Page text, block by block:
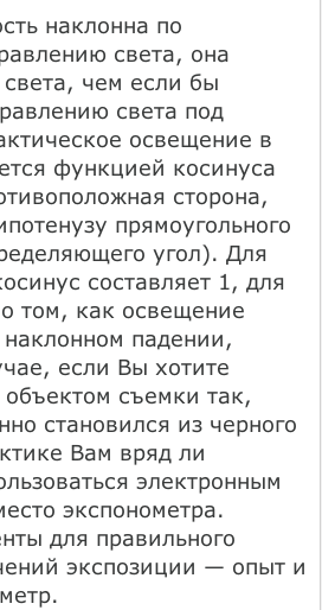
наклонна по
света, она
чем если бы
света под
освещение в
функцией косинуса
сторона,
прямоугольного
угол). Для
составляет 1, для
том, как освещение
падении,
если Вы хотите
съемки так,
становился из черного
Вам вряд ли
электронным
экспонометра.
для правильного
экспозиции — опыт и